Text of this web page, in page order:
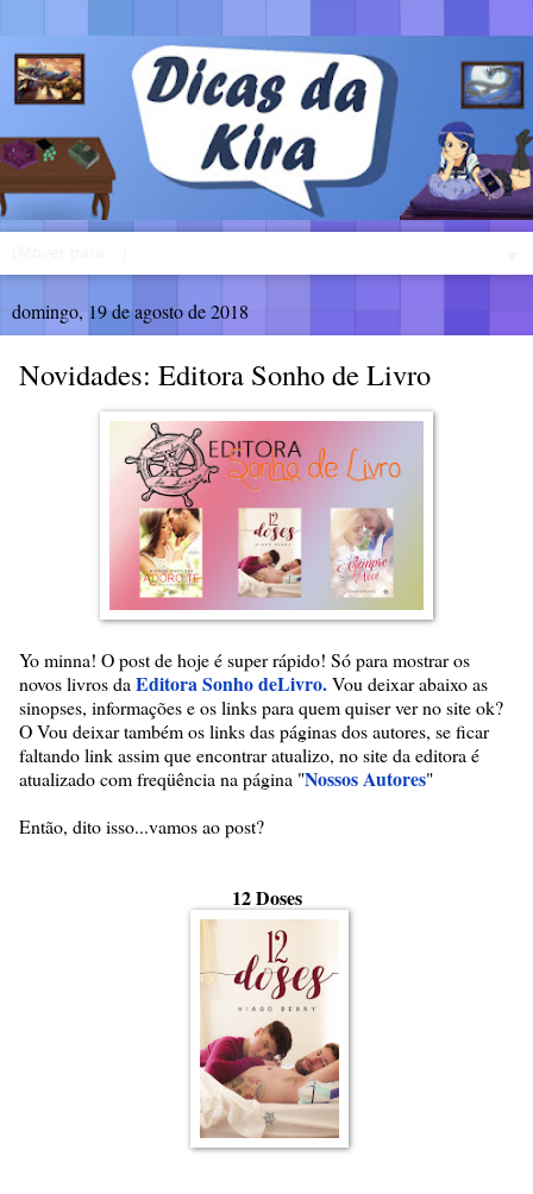
domingo, 19 de agosto de 2018
Novidades: Editora Sonho de Livro
Yo minna! O post de hoje é super rápido! Só para mostrar os
novos livros daEditora Sonho deLivro.Vou deixar abaixo as
sinopses, informações e os links para quem quiser ver no site ok?
O Vou deixar também os links das páginas dos autores, se ficar
faltando link assim que encontrar atualizo, no site da editora é
atualizado com freqüência na página "Nossos Autores"
Então, dito isso...vamos ao post?
12 Doses